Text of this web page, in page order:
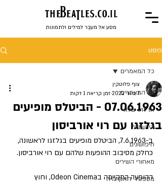
theBeaTles.co.il
מסע אל מעבֶר למילים ולתמונות
פוסט
כל המאמרים
אז זהו שלא
הידעתם?
חיפושונים
מאחורי השירים
מספסלי האקדמיה
כל המאמרים
07.06.1963 - הביטלס מופיעים
בגלזגו עם רוי אורביסון
צוף פלוטקין
7 ביוני 2022
זמן קריאה 1 דקות
ב-7.6.1963, הביטלס מופיעים בגלזגו לראשונה,
כחלק מסיבוב ההופעות שלהם עם רוי אורביסון.
ההופעה התקיימה בOdeon Cinema, וחוץ